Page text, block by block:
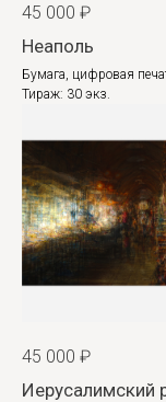
45 000 ₽
Неаполь
Бумага, цифровая
Тираж: 30 экз.
45 000 ₽
Иерусалимский